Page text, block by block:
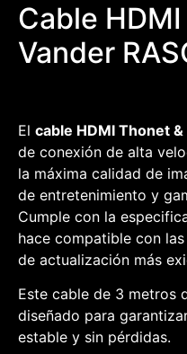
Cable
Vander
El cable HDMI Thonet &
de conexión de alta
la máxima calidad de
de entretenimiento y
Cumple con la
hace compatible con
de actualización más
Este cable de 3 metros
diseñado para
estable y sin pérdidas.